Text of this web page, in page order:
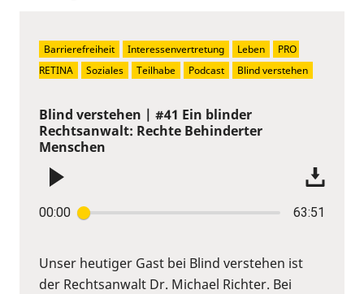
Blind verstehen | #41 Ein blinder
Rechtsanwalt: Rechte Behinderter
Menschen
00:00 63:51
Unser heutiger Gast bei Blind verstehen ist
der Rechtsanwalt Dr. Michael Richter. Bei
Barrierefreiheit Interessenvertretung Leben
PRO
RETINA
Soziales Teilhabe Podcast Blind verstehen